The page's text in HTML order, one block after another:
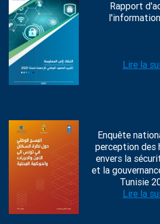
Rapport
Lire la
Enquête
perception des
envers la
et la
Tunisie
Lire la